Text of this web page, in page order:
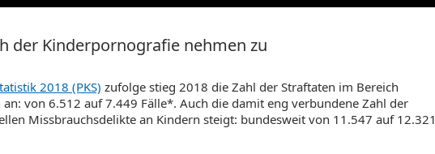
der Kinderpornografie nehmen zu
2018 (PKS) zufolge stieg 2018 die Zahl der Straftaten im Bereich
von 6.512 auf 7.449 Fälle*. Auch die damit eng verbundene Zahl der
Missbrauchsdelikte an Kindern steigt: bundesweit von 11.547 auf 12.321